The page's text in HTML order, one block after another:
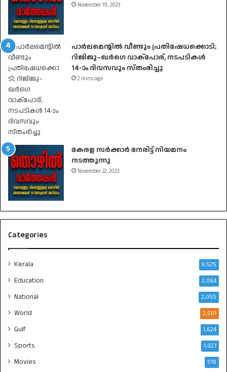
November 19, 2023
പാർലമെന്റിൽ വീണ്ടും പ്രതിഷേധക്കൊടി;
റിജിജു–ഖർഗെ വാക്പോര്, നടപടികൾ
14-ാം ദിവസവും സ്തംഭിച്ചു
2 mins ago
കേരള സർക്കാർ നേരിട്ട് നിയമനം
നടത്തുന്നു
November 22, 2023
Categories
Kerala 9,525
Education 2,064
National 2,055
World 2,001
Gulf 1,624
Sports 1,027
Movies 518